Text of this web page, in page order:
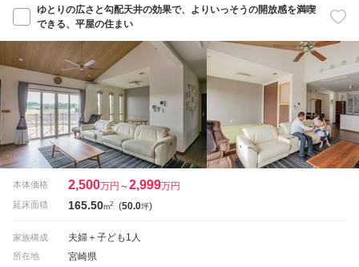
ゆとりの広さと勾配天井の効果で、よりいっそうの開放感を満喫
できる、平屋の住まい
本体価格 2,500万円 ～2,999万円
延床面積 165.50m2 (50.0坪)
家族構成 夫婦＋子ども1人
所在地 宮崎県